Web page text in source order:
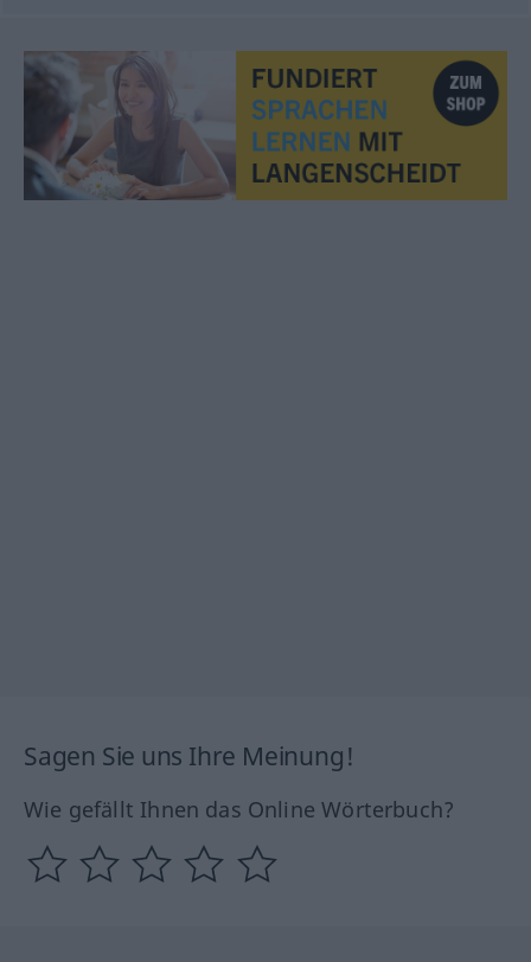
Sagen Sie uns Ihre Meinung!
Wie gefällt Ihnen das Online Wörterbuch?